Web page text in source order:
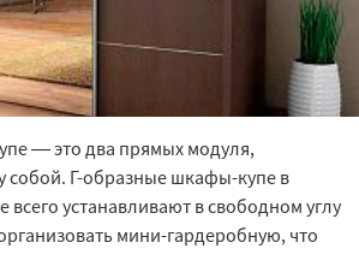
— это два прямых модуля,
собой. Г-образные шкафы-купе в
всего устанавливают в свободном углу
мини-гардеробную, что